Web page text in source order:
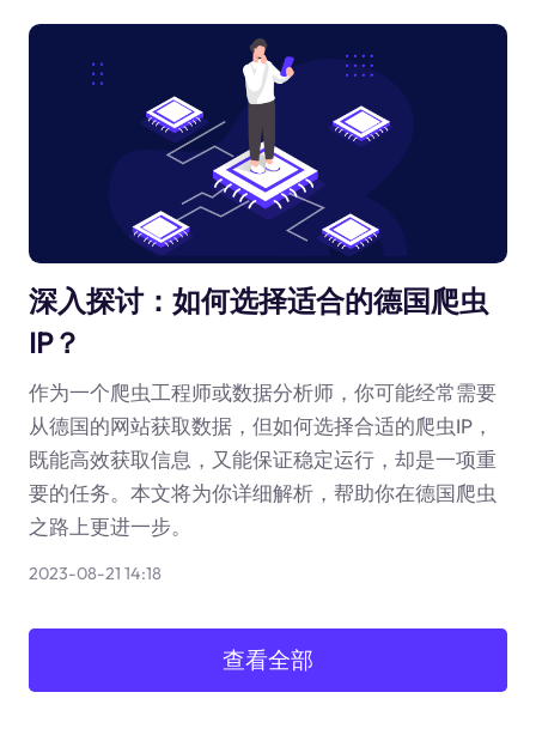
深入探讨：如何选择适合的德国爬虫
IP？
作为一个爬虫工程师或数据分析师，你可能经常需要
从德国的网站获取数据，但如何选择合适的爬虫IP，
既能高效获取信息，又能保证稳定运行，却是一项重
要的任务。本文将为你详细解析，帮助你在德国爬虫
之路上更进一步。
2023-08-21 14:18
查看全部